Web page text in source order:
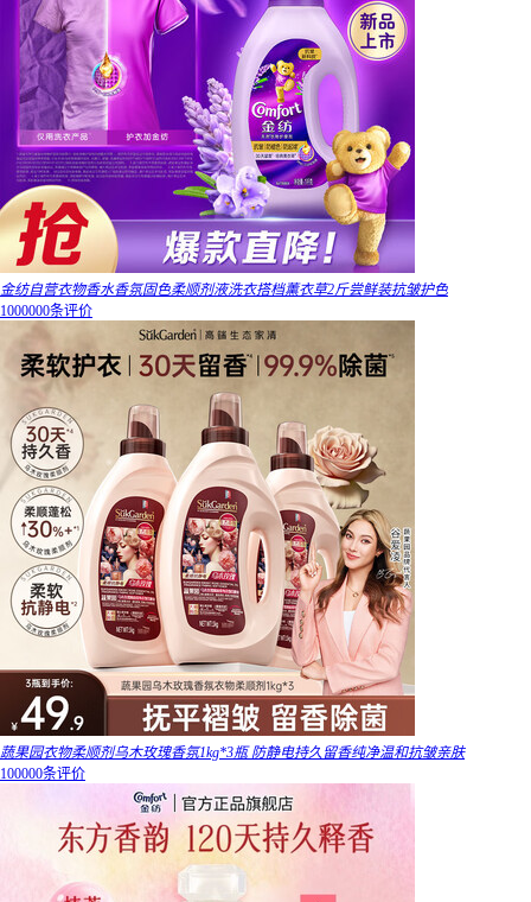
金纺自营衣物香水香氛固色柔顺剂液洗衣搭档薰衣草2斤尝鲜装抗皱护色
1000000条评价
蔬果园衣物柔顺剂乌木玫瑰香氛1kg*3瓶 防静电持久留香纯净温和抗皱亲肤
100000条评价